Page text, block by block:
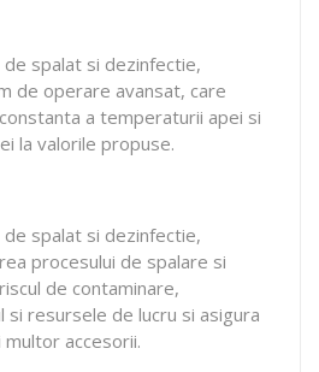
spalat si dezinfectie,
de operare avansat, care
a temperaturii apei si
la valorile propuse.
spalat si dezinfectie,
procesului de spalare si
de contaminare,
si resursele de lucru si asigura
accesorii.